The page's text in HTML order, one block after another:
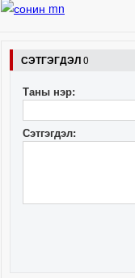
СЭТГЭГДЭЛ0
Таны нэр:
Сэтгэгдэл: